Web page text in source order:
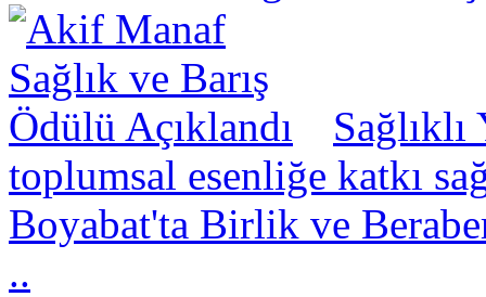
toplumsal esenliğe katkı
Boyabat'ta Birlik ve
..